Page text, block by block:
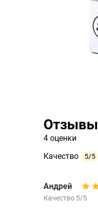
Отзывы
4 оценки
Качество 5/5
Андрей
Качество 5/5